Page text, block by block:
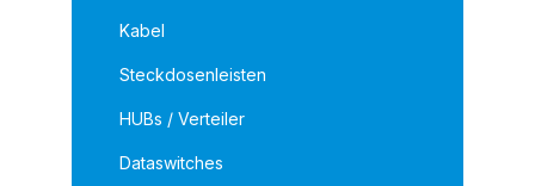
Kabel
Steckdosenleisten
HUBs / Verteiler
Dataswitches